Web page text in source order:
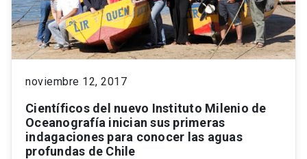
noviembre 12, 2017
Científicos del nuevo Instituto Milenio de
Oceanografía inician sus primeras
indagaciones para conocer las aguas
profundas de Chile